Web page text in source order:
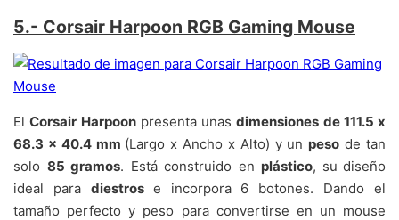
5.- Corsair Harpoon RGB Gaming Mouse
ElCorsair Harpoonpresenta unasdimensiones de 111.5 x
68.3 x 40.4 mm (Largo x Ancho x Alto) y un peso de tan
solo 85 gramos. Está construido en plástico, su diseño
ideal para diestros e incorpora 6 botones. Dando el
tamaño perfecto y peso para convertirse en un mouse